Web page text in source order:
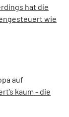
hat die
wie
auf
kaum - die